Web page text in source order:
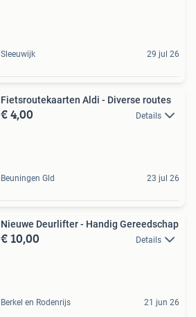
Sleeuwijk 29 jul 26
Fietsroutekaarten Aldi - Diverse routes
€ 4,00 Details
Beuningen Gld 23 jul 26
Nieuwe Deurlifter - Handig Gereedschap
€ 10,00 Details
Berkel en Rodenrijs 21 jun 26